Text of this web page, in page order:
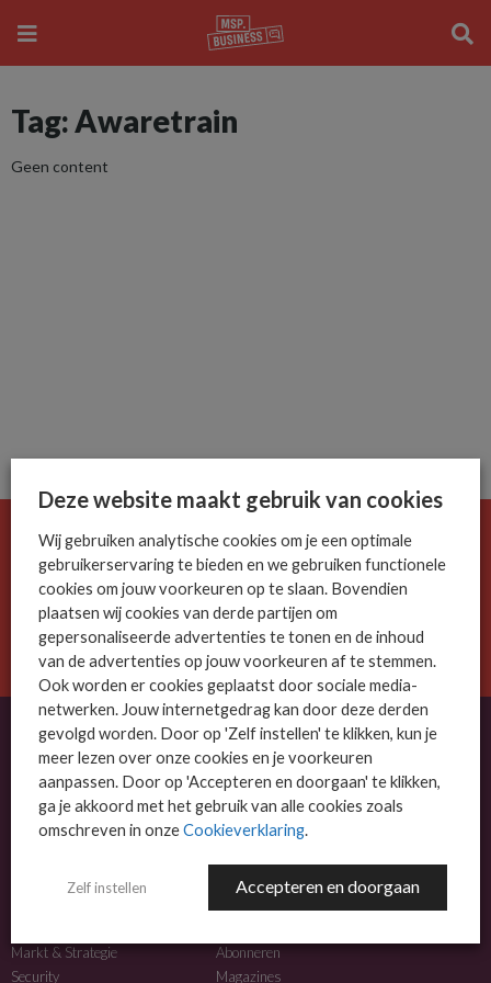
Tag: Awaretrain
Geen content
De ICT-wereld is snel. Mis niets.
Meld je nu aan voor de MSP Business nieuwsbrief.
AANMELDEN
OVER MSP BUSINESS
MSP Business is het kennisplatform voor IT-dienstverleners met MKB-focus.
NIEUWS
Markt & Strategie
Security
MEER INFO
Abonneren
Magazines
Deze website maakt gebruik van cookies
Wij gebruiken analytische cookies om je een optimale
gebruikerservaring te bieden en we gebruiken functionele
cookies om jouw voorkeuren op te slaan. Bovendien
plaatsen wij cookies van derde partijen om
gepersonaliseerde advertenties te tonen en de inhoud
van de advertenties op jouw voorkeuren af te stemmen.
Ook worden er cookies geplaatst door sociale media-
netwerken. Jouw internetgedrag kan door deze derden
gevolgd worden. Door op 'Zelf instellen' te klikken, kun je
meer lezen over onze cookies en je voorkeuren
aanpassen. Door op 'Accepteren en doorgaan' te klikken,
ga je akkoord met het gebruik van alle cookies zoals
omschreven in onzeCookieverklaring.
Zelf instellen Accepteren en doorgaan